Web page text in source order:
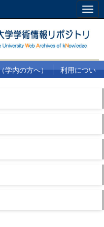
学内の方へ）
利用につい